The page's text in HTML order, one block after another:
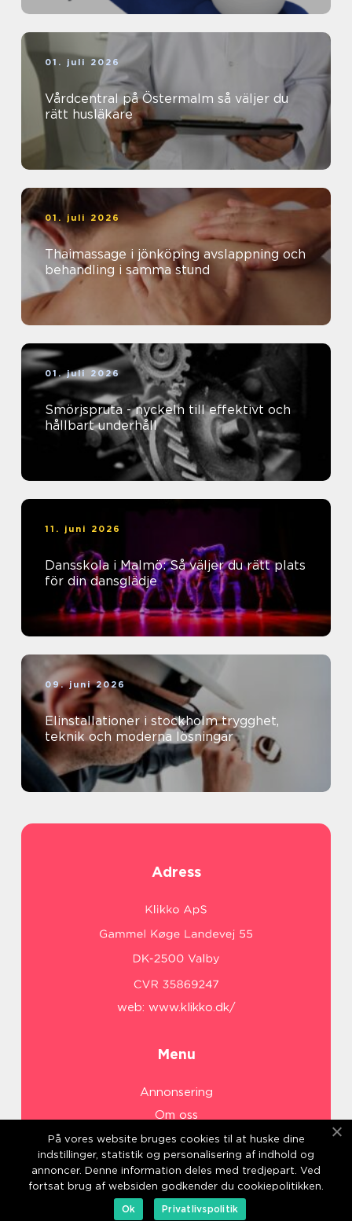
01. juli 2026
Vårdcentral på Östermalm så väljer du
rätt husläkare
01. juli 2026
Thaimassage i jönköping avslappning och
behandling i samma stund
01. juli 2026
Smörjspruta - nyckeln till effektivt och
hållbart underhåll
11. juni 2026
Dansskola i Malmö: Så väljer du rätt plats
för din dansglädje
09. juni 2026
Elinstallationer i stockholm trygghet,
teknik och moderna lösningar
Adress
web: www.klikko.dk/
Menu
Annonsering
Om oss
Cookies
Kontakta oss
Sitemap
På vores website bruges cookies til at huske dine
indstillinger, statistik og personalisering af indhold og
annoncer. Denne information deles med tredjepart. Ved
fortsat brug af websiden godkender du cookiepolitikken.
Ok
Privatlivspolitik